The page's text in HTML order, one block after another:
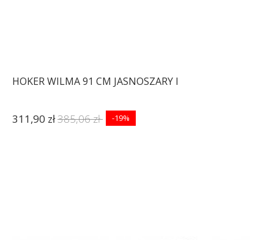
HOKER WILMA 91 CM JASNOSZARY I
311,90 zł385,06 zł -19%